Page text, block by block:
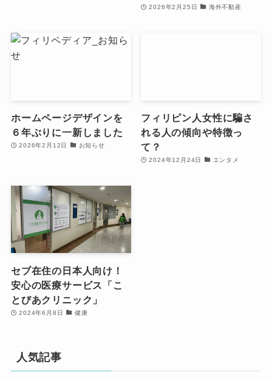
2026年2月25日 海外不動産
ホームページデザインを
６年ぶりに一新しました
2026年2月12日 お知らせ
フィリピン人女性に騙さ
れる人の傾向や特徴っ
て？
2024年12月24日 エンタメ
セブ在住の日本人向け！
安心の医療サービス「こ
とびあクリニック」
2024年6月8日 健康
人気記事